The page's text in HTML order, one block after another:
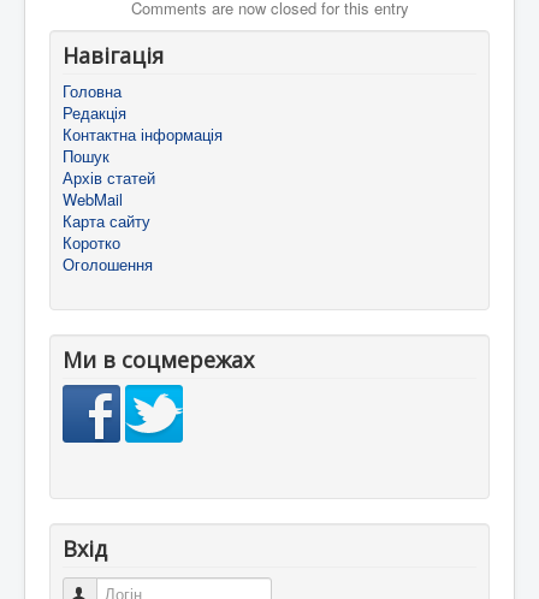
Comments are now closed for this entry
Навігація
Головна
Редакція
Контактна інформація
Пошук
Архів статей
WebMail
Карта сайту
Коротко
Оголошення
Ми в соцмережах
Вхід
Логін